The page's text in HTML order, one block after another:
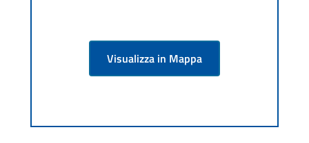
Visualizza in Mappa